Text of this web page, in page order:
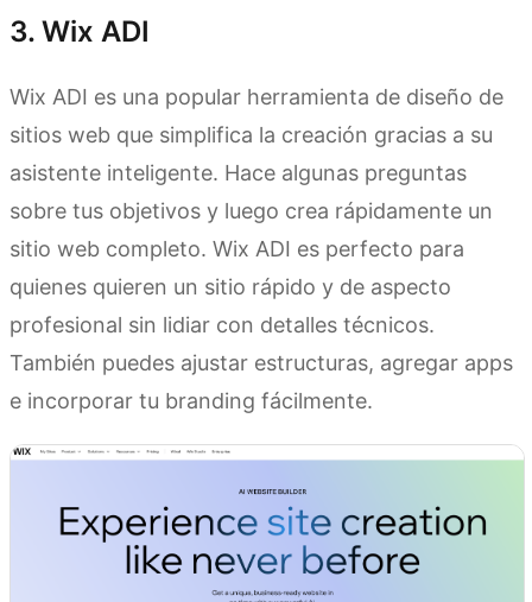
3. Wix ADI
Wix ADI es una popular herramienta de diseño de
sitios web que simplifica la creación gracias a su
asistente inteligente. Hace algunas preguntas
sobre tus objetivos y luego crea rápidamente un
sitio web completo. Wix ADI es perfecto para
quienes quieren un sitio rápido y de aspecto
profesional sin lidiar con detalles técnicos.
También puedes ajustar estructuras, agregar apps
e incorporar tu branding fácilmente.